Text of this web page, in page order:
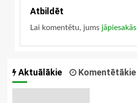
Atbildēt
Lai komentētu, jums jāpiesakās
Aktuālākie Komentētākie